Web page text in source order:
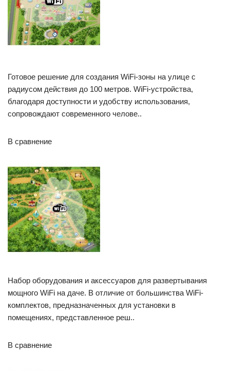
Готовое решение для создания WiFi-зоны на улице с
радиусом действия до 100 метров. WiFi-устройства,
благодаря доступности и удобству использования,
сопровождают современного челове..
В сравнение
Набор оборудования и аксессуаров для развертывания
мощного WiFi на даче. В отличие от большинства WiFi-
комплектов, предназначенных для установки в
помещениях, представленное реш..
В сравнение